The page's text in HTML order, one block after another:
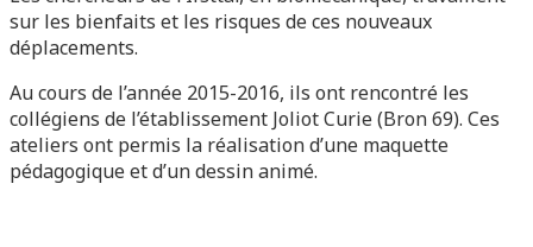
sur les bienfaits et les risques de ces nouveaux
déplacements.
Au cours de l’année 2015-2016, ils ont rencontré les
collégiens de l’établissement Joliot Curie (Bron 69). Ces
ateliers ont permis la réalisation d’une maquette
pédagogique et d’un dessin animé.